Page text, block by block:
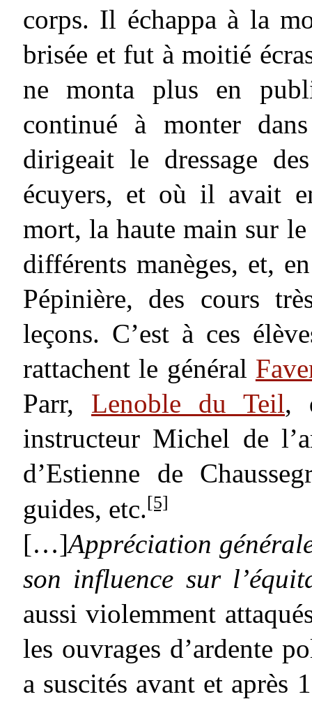
corps. Il échappa à la
brisée et fut à moitié
ne monta plus en
continué à monter
dirigeait le dressage
écuyers, et où il avait
mort, la haute main sur
différents manèges, et,
Pépinière, des cours
leçons. C’est à ces
rattachent le général
Parr, Lenoble du Teil,
instructeur Michel de
d’Estienne de
guides, etc.[5]
[…]Appréciation
son influence sur
aussi violemment
les ouvrages d’ardente
a suscités avant et après